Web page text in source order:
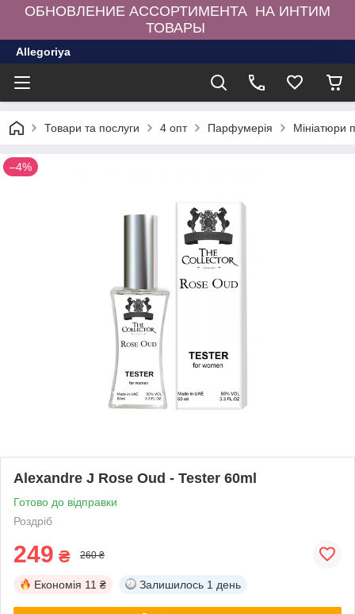
ОБНОВЛЕНИЕ АССОРТИМЕНТА НА ИНТИМ
ТОВАРЫ
Allegoriya
Товари та послуги 4 опт Парфумерія Мініатюри
–4%
Alexandre J Rose Oud - Tester 60ml
Готово до відправки
Роздріб
249 ₴ 260 ₴
Економія 11 ₴ Залишилось 1 день